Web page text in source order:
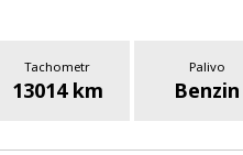
Tachometr
13014 km
Palivo
Benzin